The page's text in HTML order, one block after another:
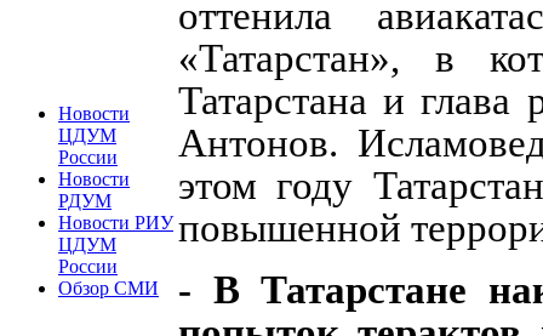
Новости
ЦДУМ
России
Новости
РДУМ
Новости РИУ
ЦДУМ
России
Обзор СМИ
оттенила
«Татарстан», в
Татарстана и
Антонов.
этом году
повышенной
- В Татарстане